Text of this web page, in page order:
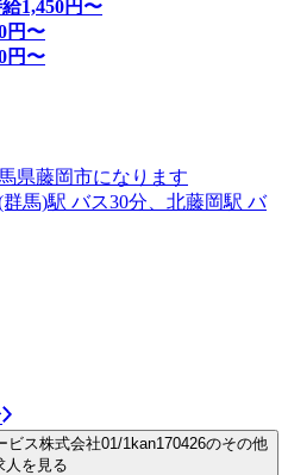
給1,450円〜
円〜
円〜
県藤岡市になります
馬)駅 バス30分、北藤岡駅 バ
ビス株式会社01/1kan170426のその他
人を見る